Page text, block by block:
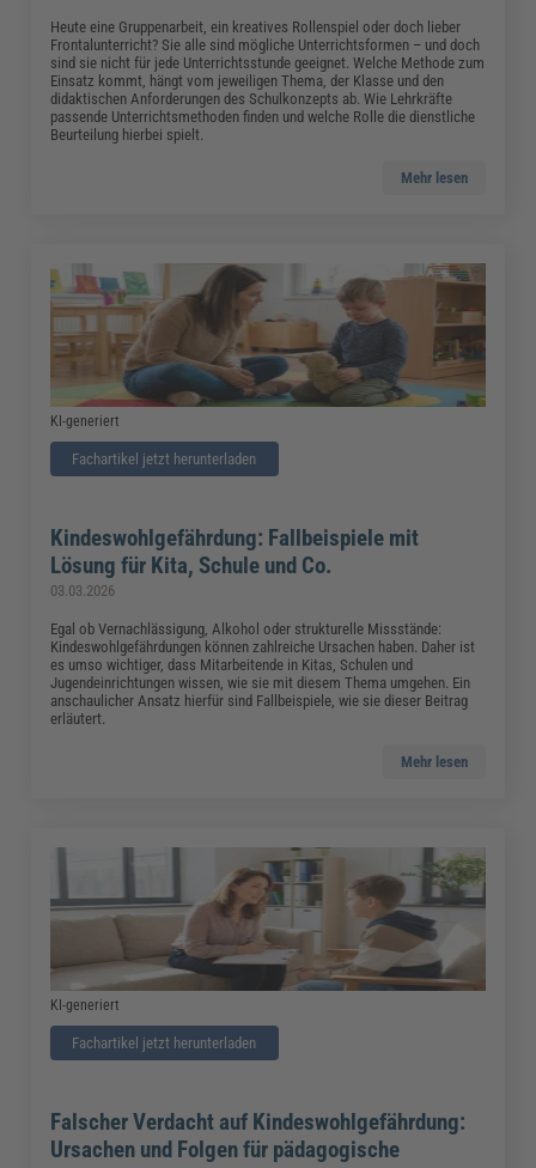
Heute eine Gruppenarbeit, ein kreatives Rollenspiel oder doch lieber
Frontalunterricht? Sie alle sind mögliche Unterrichtsformen – und doch
sind sie nicht für jede Unterrichtsstunde geeignet. Welche Methode zum
Einsatz kommt, hängt vom jeweiligen Thema, der Klasse und den
didaktischen Anforderungen des Schulkonzepts ab. Wie Lehrkräfte
passende Unterrichtsmethoden finden und welche Rolle die dienstliche
Beurteilung hierbei spielt.
Mehr lesen
KI-generiert
Fachartikel jetzt herunterladen
Kindeswohlgefährdung: Fallbeispiele mit
Lösung für Kita, Schule und Co.
03.03.2026
Egal ob Vernachlässigung, Alkohol oder strukturelle Missstände:
Kindeswohlgefährdungen können zahlreiche Ursachen haben. Daher ist
es umso wichtiger, dass Mitarbeitende in Kitas, Schulen und
Jugendeinrichtungen wissen, wie sie mit diesem Thema umgehen. Ein
anschaulicher Ansatz hierfür sind Fallbeispiele, wie sie dieser Beitrag
erläutert.
Mehr lesen
KI-generiert
Fachartikel jetzt herunterladen
Falscher Verdacht auf Kindeswohlgefährdung:
Ursachen und Folgen für pädagogische